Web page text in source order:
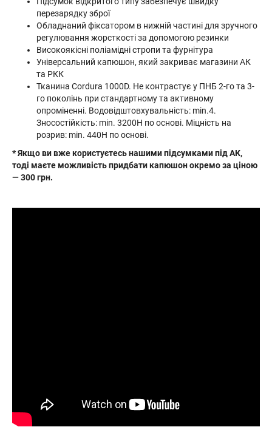
перезарядку зброї
Обладнаний фіксатором в нижній частині для зручного
регулювання жорсткості за допомогою резинки
Високоякісні поліамідні стропи та фурнітура
Універсальний капюшон, який закриває магазини АК
та РКК
Тканина Cordura 1000D. Не контрастує у ПНБ 2-го та 3-
го поколінь при стандартному та активному
опроміненні. Водовідштовхувальність: min.4.
Зносостійкість: min. 3200H по основі. Міцність на
розрив: min. 440H по основі.
* Якщо ви вже користуєтесь нашими підсумками під АК,
тоді маєте можливість придбати капюшон окремо за ціною
— 300 грн.